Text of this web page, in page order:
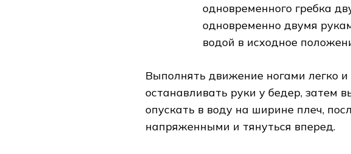
одновременного гребка
одновременно двумя
водой в исходное
Выполнять движение ногами легко и
останавливать руки у бедер, затем
опускать в воду на ширине плеч,
напряженными и тянуться вперед.